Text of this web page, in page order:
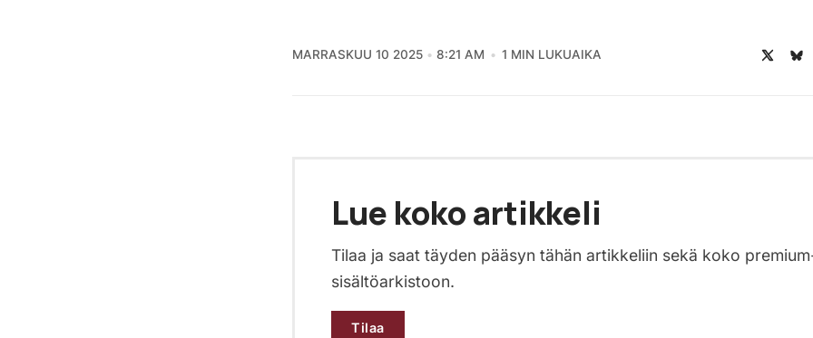
MARRASKUU 10 2025 8:21 AM 1 MIN LUKUAIKA
Lue koko artikkeli
Tilaa ja saat täyden pääsyn tähän artikkeliin sekä koko
sisältöarkistoon.
Tilaa